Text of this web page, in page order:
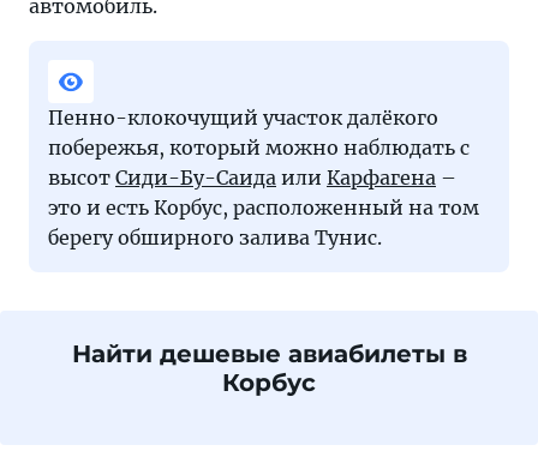
автомобиль.
Пенно-клокочущий участок далёкого
побережья, который можно наблюдать с
высот Сиди-Бу-Саида или Карфагена –
это и есть Корбус, расположенный на том
берегу обширного залива Тунис.
Найти дешевые авиабилеты в
Корбус